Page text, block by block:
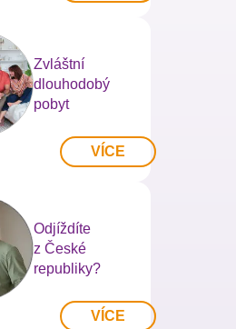
Zvláštní
dlouhodobý
pobyt
VÍCE
Odjíždíte
z České
republiky?
VÍCE